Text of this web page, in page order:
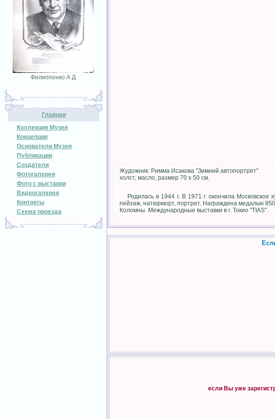
Филиппенко А Д
Главная
Коллекция Музея
Концепция
Основатели Музея
Публикации
Создатели
Фотогалерея
Фото с выставки
Видеогалерея
Контакты
Схема проезда
Жудожник: Римма Исакова "Зимний автопортрет"
холст, масло, размер 70 х 50 см.
Родилась в 1944 г. В 1971 г. окончила
пейзаж, натюрморт, портрет. Награждена медалью
Коломны. Международные выставки в г. Токио "TIAS".
если Вы уже